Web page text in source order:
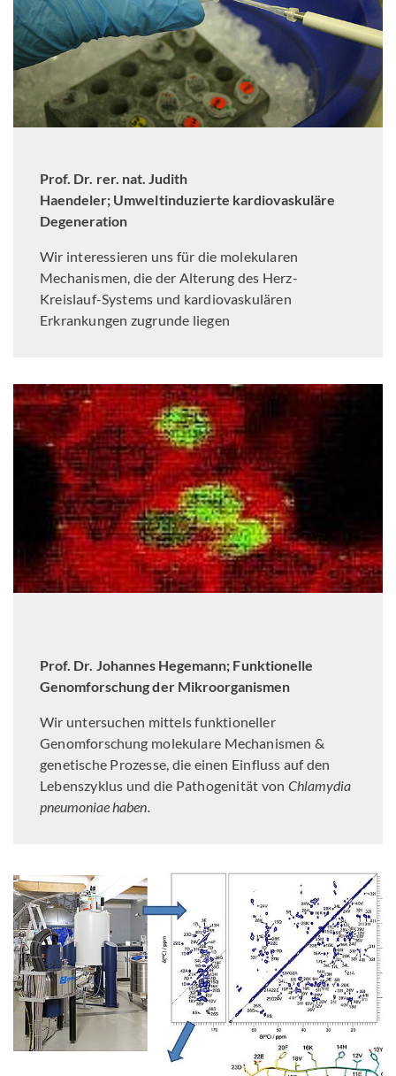
Prof. Dr. rer. nat. Judith
Haendeler; Umweltinduzierte kardiovaskuläre
Degeneration
Wir interessieren uns für die molekularen
Mechanismen, die der Alterung des Herz-
Kreislauf-Systems und kardiovaskulären
Erkrankungen zugrunde liegen
Prof. Dr. Johannes Hegemann; Funktionelle
Genomforschung der Mikroorganismen
Wir untersuchen mittels funktioneller
Genomforschung molekulare Mechanismen &
genetische Prozesse, die einen Einfluss auf den
Lebenszyklus und die Pathogenität von Chlamydia
pneumoniae haben.